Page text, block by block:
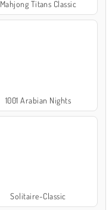
Mahjong Titans Classic
1001 Arabian Nights
Solitaire-Classic